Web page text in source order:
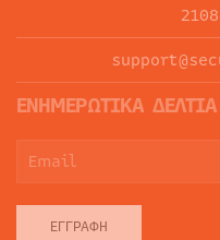
ΕΝΗΜΕΡΩΤΙΚΑ ΔΕΛΤΙΑ
ΕΓΓΡΑΦΉ